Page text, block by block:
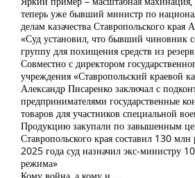
теперь уже бывший министр по
делам казачества Ставропольского края
«Суд установил, что бывший чиновник
группу для похищения средств из
Совместно с директором
учреждения «Ставропольский краевой
Александр Писаренко заключал с
предпринимателями государственные
товаров для участников специальной
Продукцию закупали по завышенным
Ставропольского края составил 130
2025 года суд назначил экс-министру
режима»